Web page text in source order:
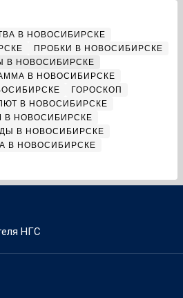
В НОВОСИБИРСКЕ
ПРОБКИ В НОВОСИБИРСКЕ
В НОВОСИБИРСКЕ
В НОВОСИБИРСКЕ
ГОРОСКОП
В НОВОСИБИРСКЕ
В НОВОСИБИРСКЕ
В НОВОСИБИРСКЕ
В НОВОСИБИРСКЕ
НГС